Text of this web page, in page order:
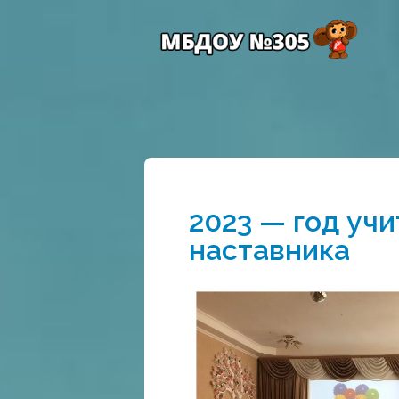
2023 — год
наставника